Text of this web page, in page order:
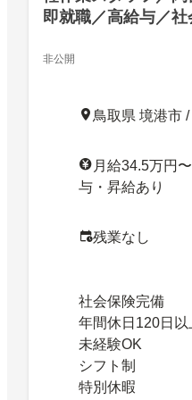
即就職／高給与／
み／残業なし／陶器
就職／高給与／社
費無料／年間休日
／残業なし／
非公開
鳥取県 境港市
月給34.5万円
与・昇給あり
残業なし
社会保険完備
年間休日120日以
未経験OK
シフト制
特別休暇